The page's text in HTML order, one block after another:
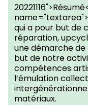
qui a pour but de
réparation,
une démarche
but de notre
compétences
l’émulation
matériaux.